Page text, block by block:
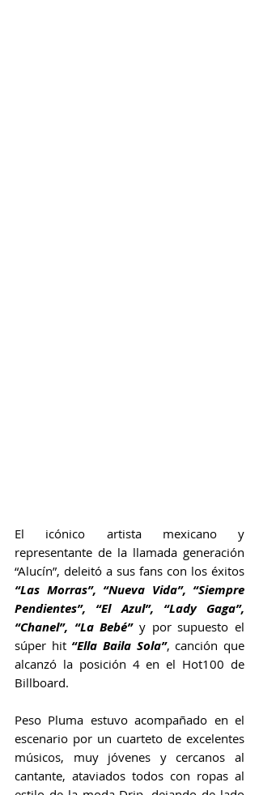
El icónico artista mexicano y
representante de la llamada generación
“Las Morras”, “Nueva Vida”, “Siempre
Pendientes”, “El Azul”, “Lady Gaga”,
“Chanel”, “La Bebé” y por supuesto el
súper hit “Ella Baila Sola”, canción que
alcanzó la posición 4 en el Hot100 de
Billboard.
Peso Pluma estuvo acompañado en el
escenario por un cuarteto de excelentes
músicos, muy jóvenes y cercanos al
cantante, ataviados todos con ropas al